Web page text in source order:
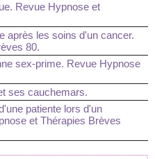
Revue Hypnose et
après les soins d'un cancer.
80.
sex-prime. Revue Hypnose
ses cauchemars.
patiente lors d'un
et Thérapies Brèves